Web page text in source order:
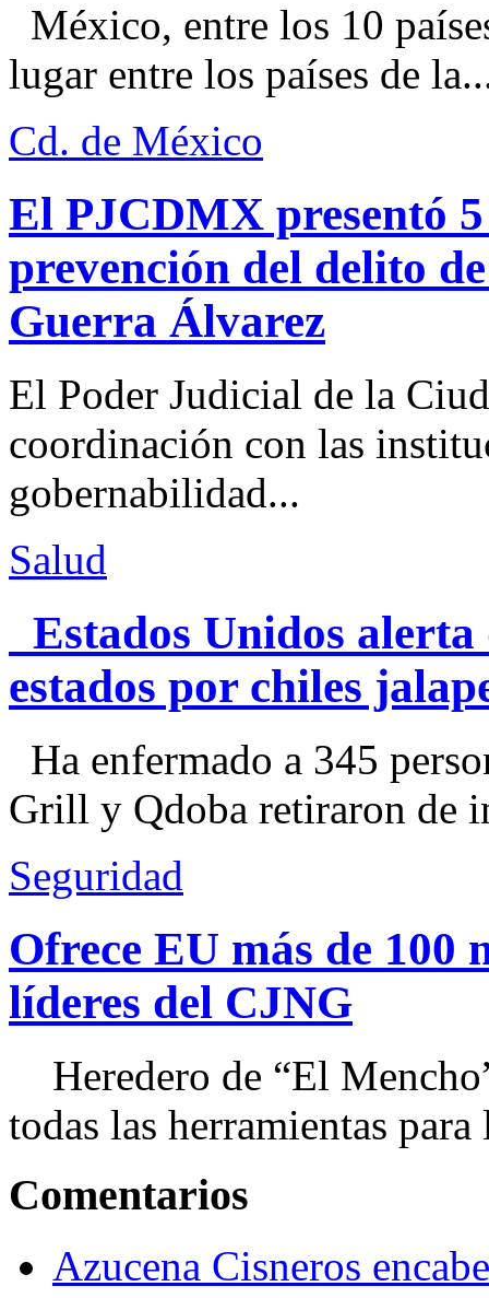
México, entre los 10
lugar entre los países de
Cd. de México
El PJCDMX presentó
prevención del delito
Guerra Álvarez
El Poder Judicial de la
coordinación con las
gobernabilidad...
Salud
Estados Unidos alerta
estados por chiles
Ha enfermado a 345
Grill y Qdoba retiraron de
Seguridad
Ofrece EU más de 100
líderes del CJNG
Heredero de “El
todas las herramientas
Comentarios
Azucena Cisneros